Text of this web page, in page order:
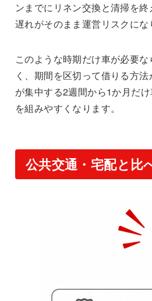
ンまでにリネン交換と清掃を
遅れがそのまま運営リスクにな
このような時期だけ車が必要
く、期間を区切って借りる方
が集中する2週間から1か月だ
を組みやすくなります。
公共交通・宅配と比